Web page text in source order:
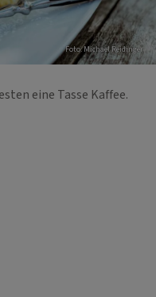
Foto: Michael Reidinger
eine Tasse Kaffee.